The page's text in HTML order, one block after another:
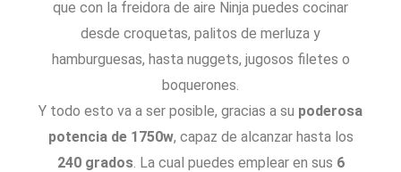
que con la freidora de aire Ninja puedes cocinar
desde croquetas, palitos de merluza y
hamburguesas, hasta nuggets, jugosos filetes o
boquerones.
Y todo esto va a ser posible, gracias a su poderosa
potencia de 1750w, capaz de alcanzar hasta los
240 grados. La cual puedes emplear en sus 6